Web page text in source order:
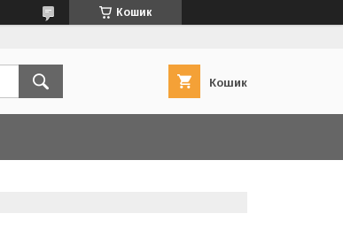
Кошик
Кошик